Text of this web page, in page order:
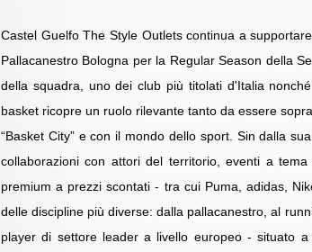
Castel Guelfo The Style Outlets continua a
Pallacanestro Bologna per la Regular Season della
della squadra, uno dei club più titolati d'Italia
basket ricopre un ruolo rilevante tanto da essere
“Basket City” e con il mondo dello sport. Sin dalla
collaborazioni con attori del territorio, eventi a
premium a prezzi scontati - tra cui Puma, adidas,
delle discipline più diverse: dalla pallacanestro, al
player di settore leader a livello europeo - situato